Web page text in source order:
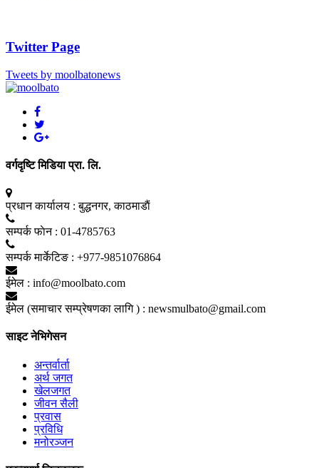
Twitter Page
Tweets by moolbatonews
वर्गदृष्टि मिडिया प्रा. लि.
प्रधान कार्यालय : बुद्धनगर, काठमाडाैं
सम्पर्क फाेन : 01-4785763
सम्पर्क मार्केटिङ : +977-9851076864
ईमेल : info@moolbato.com
ईमेल (समाचार सम्प्रेषणका लागि ) : newsmulbato@gmail.com
साइट नेभिगेसन
अन्तर्वार्ता
अर्थ जगत
खेलजगत
जीवन सैली
प्रवास
प्रविधि
मनोरञ्जन